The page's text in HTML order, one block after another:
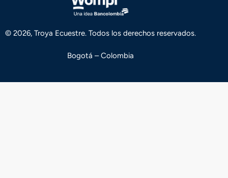
© 2026, Troya Ecuestre. Todos los derechos reservados.
Bogotá – Colombia